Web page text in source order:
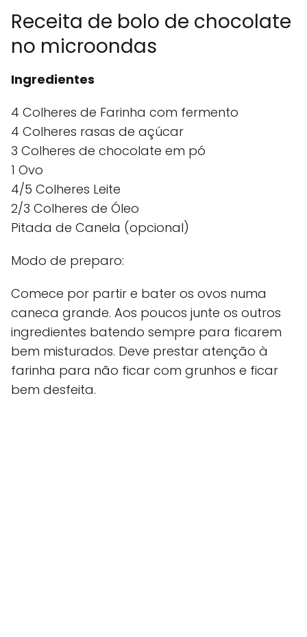
Receita de bolo de chocolate
no microondas
Ingredientes
4 Colheres de Farinha com fermento
4 Colheres rasas de açúcar
3 Colheres de chocolate em pó
1 Ovo
4/5 Colheres Leite
2/3 Colheres de Óleo
Pitada de Canela (opcional)
Modo de preparo:
Comece por partir e bater os ovos numa
caneca grande. Aos poucos junte os outros
ingredientes batendo sempre para ficarem
bem misturados. Deve prestar atenção à
farinha para não ficar com grunhos e ficar
bem desfeita.